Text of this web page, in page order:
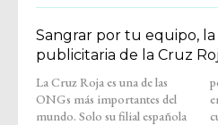
Sangrar por tu equipo, la
publicitaria de la Cruz
La Cruz Roja es una de las
ONGs más importantes del
mundo. Solo su filial española
personas en el mundo, pero
en 2023 tuvo problemas para
cumplir sus objetivos en